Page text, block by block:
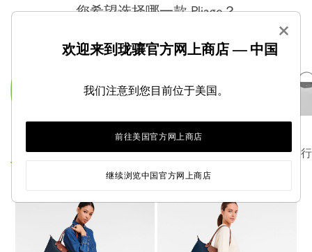
您希望选择哪一款 Pliage？
小号单肩包 手提包 旅
×
欢迎来到珑骧官方网上商店 — 中国
我们注意到您目前位于美国。
前往美国官方网上商店
继续浏览中国官方网上商店